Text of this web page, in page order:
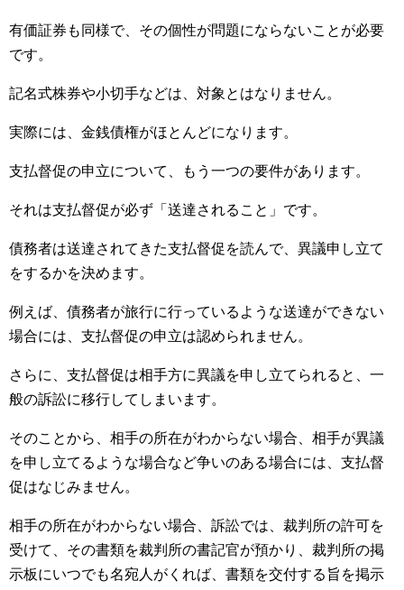
有価証券も同様で、その個性が問題にならないことが必要
です。
記名式株券や小切手などは、対象とはなりません。
実際には、金銭債権がほとんどになります。
支払督促の申立について、もう一つの要件があります。
それは支払督促が必ず「送達されること」です。
債務者は送達されてきた支払督促を読んで、異議申し立て
をするかを決めます。
例えば、債務者が旅行に行っているような送達ができない
場合には、支払督促の申立は認められません。
さらに、支払督促は相手方に異議を申し立てられると、一
般の訴訟に移行してしまいます。
そのことから、相手の所在がわからない場合、相手が異議
を申し立てるような場合など争いのある場合には、支払督
促はなじみません。
相手の所在がわからない場合、訴訟では、裁判所の許可を
受けて、その書類を裁判所の書記官が預かり、裁判所の掲
示板にいつでも名宛人がくれば、書類を交付する旨を掲示